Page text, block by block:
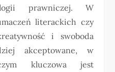
prawniczej. W
literackich czy
i swoboda
akceptowane, w
kluczowa jest